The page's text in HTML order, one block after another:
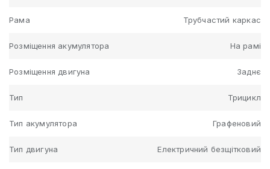
Рама Трубчастий каркас
Розміщення акумулятора На рамі
Розміщення двигуна Заднє
Тип Трицикл
Тип акумулятора Графеновий
Тип двигуна Електричний безщітковий